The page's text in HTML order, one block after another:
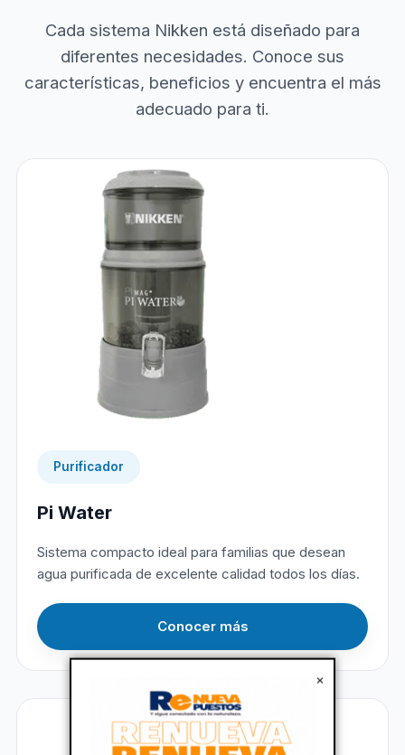
×
Cada sistema Nikken está diseñado para
diferentes necesidades. Conoce sus
características, beneficios y encuentra el más
adecuado para ti.
Purificador
Pi Water
Sistema compacto ideal para familias que desean
agua purificada de excelente calidad todos los días.
Conocer más